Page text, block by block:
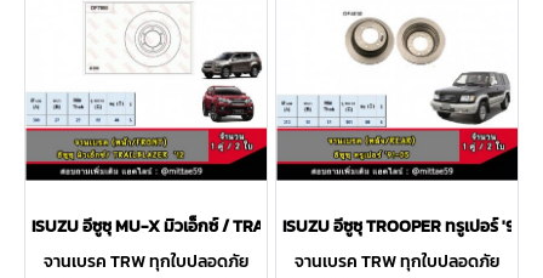
ISUZU อีซูซุ MU-X มิวเอ็กซ์ / TRAILBLAZER '12 จานเบรค TRW หน้า
จานเบรค TRW ทุกใบปลอดภัย
ISUZU อีซูซุ TROOPER ทรูเปอร์ '91-
จานเบรค TRW ทุกใบปลอดภัย